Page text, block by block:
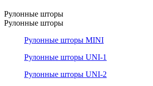
Рулонные шторы
Рулонные шторы
Рулонные шторы MINI
Рулонные шторы UNI-1
Рулонные шторы UNI-2